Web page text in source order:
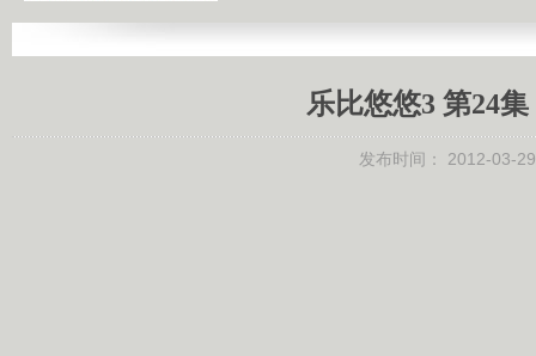
乐比悠悠3 第24
发布时间： 2012-03-